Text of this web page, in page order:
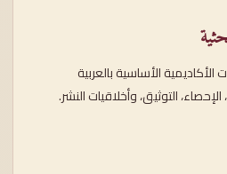
الأساسية بالعربية
التوثيق، وأخلاقيات النشر.